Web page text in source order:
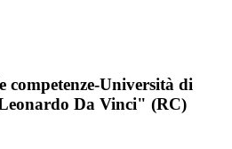
competenze-Università di
Da Vinci" (RC)